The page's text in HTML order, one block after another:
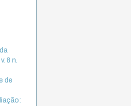
8 n.
de